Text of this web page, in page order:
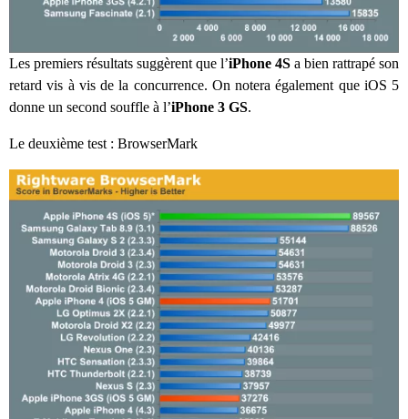
Les premiers résultats suggèrent que l’iPhone 4S a bien rattrapé son
retard vis à vis de la concurrence. On notera également que iOS 5
donne un second souffle à l’iPhone 3 GS.
Le deuxième test : BrowserMark